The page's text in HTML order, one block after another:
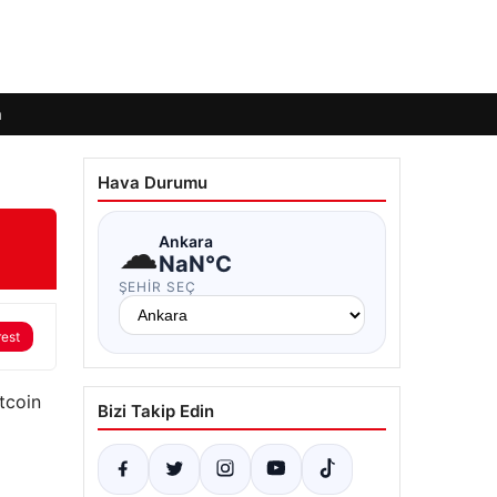
Hava Durumu
☁Ankara
NaN°C
ŞEHIR SEÇ
Bizi Takip Edin